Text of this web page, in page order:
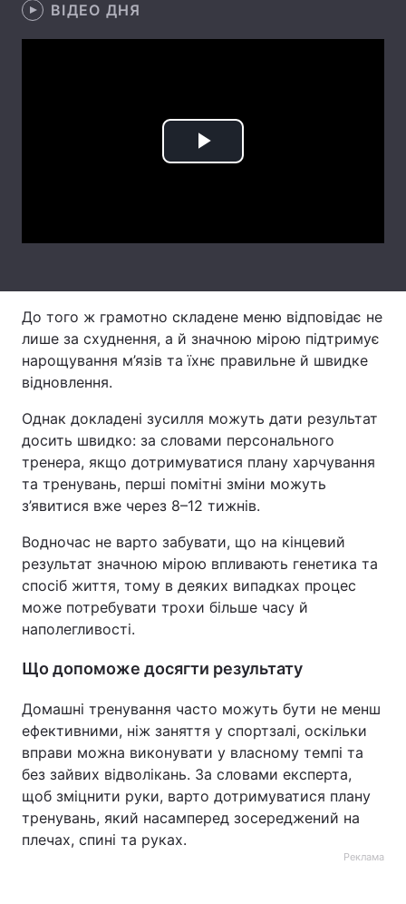
АрхівВІДЕО ДНЯ
Play
До того ж грамотно складене меню відповідає не
лише за схуднення, а й значною мірою підтримує
нарощування м’язів та їхнє правильне й швидке
відновлення.
Однак докладені зусилля можуть дати результат
досить швидко: за словами персонального
тренера, якщо дотримуватися плану харчування
та тренувань, перші помітні зміни можуть
з’явитися вже через 8–12 тижнів.
Водночас не варто забувати, що на кінцевий
результат значною мірою впливають генетика та
спосіб життя, тому в деяких випадках процес
може потребувати трохи більше часу й
наполегливості.
Що допоможе досягти результату
Домашні тренування часто можуть бути не менш
ефективними, ніж заняття у спортзалі, оскільки
вправи можна виконувати у власному темпі та
без зайвих відволікань. За словами експерта,
щоб зміцнити руки, варто дотримуватися плану
тренувань, який насамперед зосереджений на
плечах, спині та руках.
Реклама